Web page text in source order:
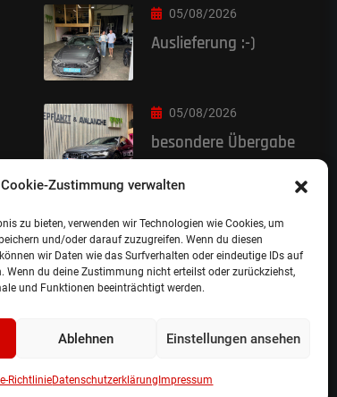
Cookie-Zustimmung verwalten
zu bieten, verwenden wir Technologien wie Cookies, um
und/oder darauf zuzugreifen. Wenn du diesen
wir Daten wie das Surfverhalten oder eindeutige IDs auf
Wenn du deine Zustimmung nicht erteilst oder zurückziehst,
und Funktionen beeinträchtigt werden.
Ablehnen Einstellungen ansehen
RichtlinieDatenschutzerklärung Impressum
05/08/2026
Auslieferung :-)
05/08/2026
besondere Übergabe